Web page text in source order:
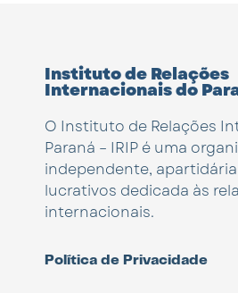
Instituto de Relações
Internacionais do
O Instituto de Relações
Paraná – IRIP é uma
independente,
lucrativos dedicada às
internacionais.
Política de Privacidade